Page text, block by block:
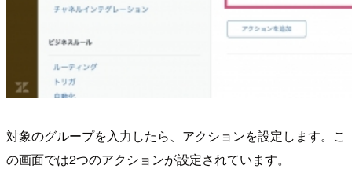
対象のグループを入力したら、アクションを設定します。こ
の画面では2つのアクションが設定されています。